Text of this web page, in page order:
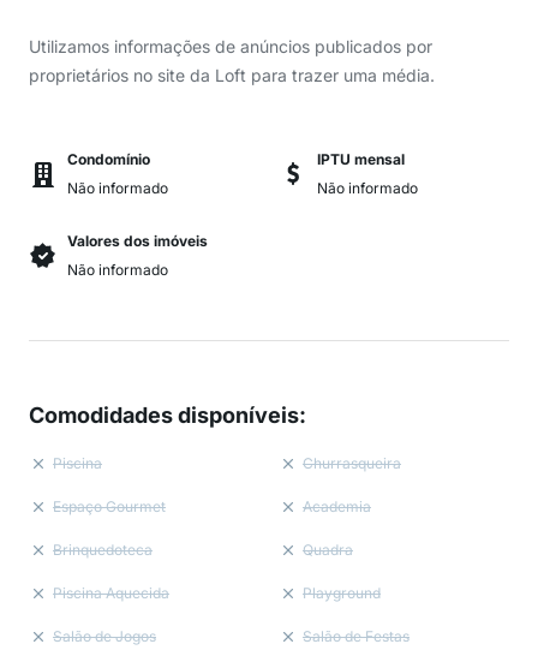
Utilizamos informações de anúncios publicados por
proprietários no site da Loft para trazer uma média.
Condomínio
Não informado
IPTU mensal
Não informado
Valores dos imóveis
Não informado
Comodidades disponíveis:
Piscina Churrasqueira
Espaço Gourmet Academia
Brinquedoteca Quadra
Piscina Aquecida Playground
Salão de Jogos Salão de Festas